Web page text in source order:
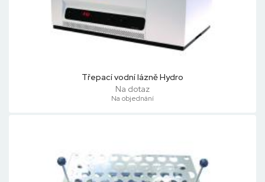
Třepací vodní lázně Hydro
Na dotaz
Na objednání